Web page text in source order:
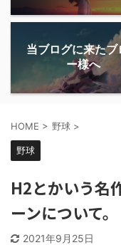
当ブログに来たブ
ー様へ
HOME > 野球 >
野球
H2とかいう名
ーンについて。
2021年9月25日